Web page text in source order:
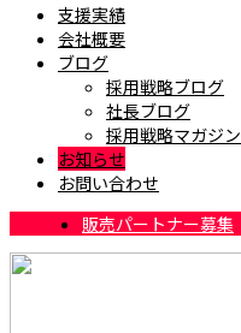
支援実績
会社概要
ブログ
採用戦略ブログ
社長ブログ
採用戦略マガジン
お知らせ
お問い合わせ
販売パートナー募集